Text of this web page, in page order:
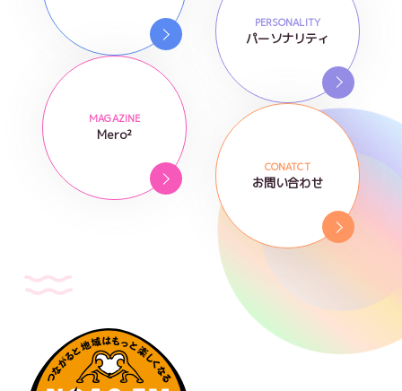
PERSONALITY
パーソナリティ
MAGAZINE
Mero²
CONATCT
お問い合わせ